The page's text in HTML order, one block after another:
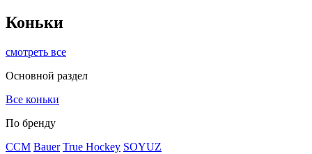
Коньки
смотреть все
Основной раздел
Все коньки
По бренду
ССМ Bauer True Hockey SOYUZ